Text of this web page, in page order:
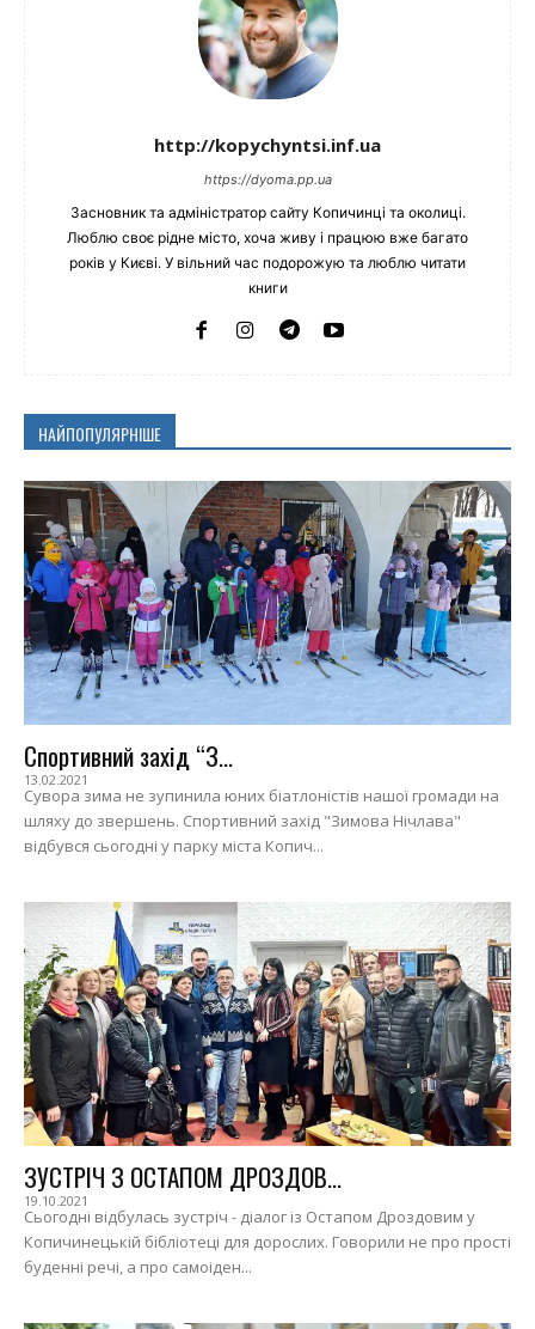
http://kopychyntsi.inf.ua
https://dyoma.pp.ua
Засновник та адміністратор сайту Копичинці та околиці.
Люблю своє рідне місто, хоча живу і працюю вже багато
років у Києві. У вільний час подорожую та люблю читати
книги
НАЙПОПУЛЯРНІШЕ
Спортивний захід “З...
13.02.2021
Сувора зима не зупинила юних біатлоністів нашої громади на
шляху до звершень. Спортивний захід "Зимова Нічлава"
відбувся сьогодні у парку міста Копич...
ЗУСТРІЧ З ОСТАПОМ ДРОЗДОВ...
19.10.2021
Сьогодні відбулась зустріч - діалог із Остапом Дроздовим у
Копичинецькій бібліотеці для дорослих. Говорили не про прості
буденні речі, а про самоіден...